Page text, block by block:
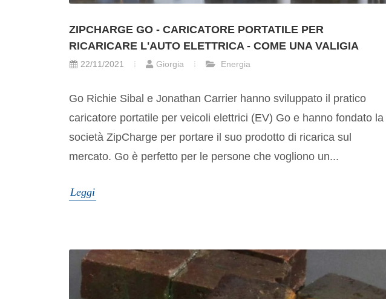
ZIPCHARGE GO - CARICATORE PORTATILE PER
RICARICARE L'AUTO ELETTRICA - COME UNA VALIGIA
22/11/2021 Giorgia Energia
Go Richie Sibal e Jonathan Carrier hanno sviluppato il pratico
caricatore portatile per veicoli elettrici (EV) Go e hanno fondato la
società ZipCharge per portare il suo prodotto di ricarica sul
mercato. Go è perfetto per le persone che vogliono un...
Leggi